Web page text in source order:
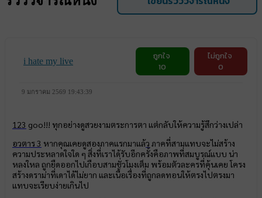
i hate my live
ถูกใจ
10
ไม่ถูกใจ
0
9 มกราคม 2569 19:43:39
123 goo!!! ทุกอย่างดูสวยงามตระการตา แต่กลับให้ความรู้สึกว่างเปล่า
อวตาร 3 หากคุณเคยดูสองภาคแรกมาแล้ว ภาคที่สามแทบจะไม่สร้าง
ความประหลาดใจใด ๆ สิ่งที่เราได้รับอีกครั้งคือภาพที่สมบูรณ์แบบ น่า
หลงใหล ถูกยืดออกไปเกือบสามชั่วโมงเต็ม พร้อมตัวละครที่คุ้นเคย โครง
สร้างดราม่าที่เดาได้ไม่ยาก และเนื้อเรื่องที่ถูกลดทอนให้ตรงไปตรงมา
แทบจะเรียบง่ายเกินไป